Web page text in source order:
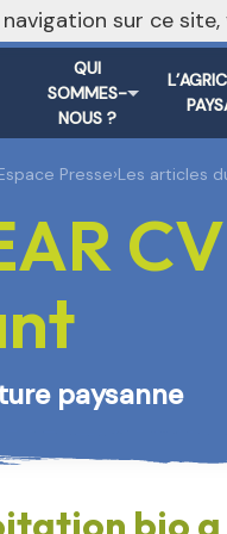
QUI
SOMMES-
NOUS ?
Presse›Les articles
paysanne
bio
sur ce